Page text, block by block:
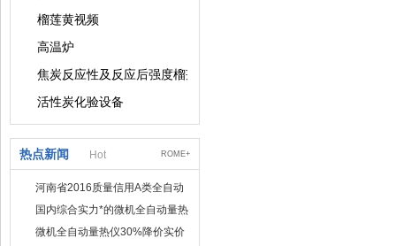
榴莲黄视频
高温炉
焦炭反应性及反应后强度榴莲黄视频
活性炭化验设备
热点新闻 Hot ROME+
河南省2016质量信用A类全自动
量热仪
国内综合实力*的微机全自动量热
仪制造企业
微机全自动量热仪30%降价实价